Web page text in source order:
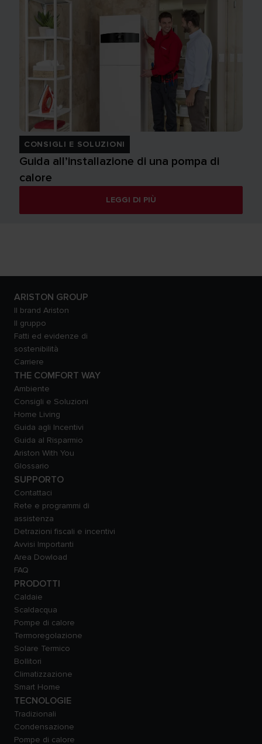
CONSIGLI E SOLUZIONI
Guida all’installazione di una pompa di
calore
LEGGI DI PIÙ
ARISTON GROUP
Il brand Ariston
Il gruppo
Fatti ed evidenze di
sostenibilità
Carriere
THE COMFORT WAY
Ambiente
Consigli e Soluzioni
Home Living
Guida agli Incentivi
Guida al Risparmio
Ariston With You
Glossario
SUPPORTO
Contattaci
Rete e programmi di
assistenza
Detrazioni fiscali e incentivi
Avvisi Importanti
Area Dowload
FAQ
PRODOTTI
Caldaie
Scaldacqua
Pompe di calore
Termoregolazione
Solare Termico
Bollitori
Climatizzazione
Smart Home
TECNOLOGIE
Tradizionali
Condensazione
Pompe di calore